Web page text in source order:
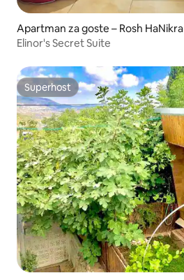
Apartman za goste – Rosh HaNikra
Elinor's Secret Suite
Superhost
Superhost